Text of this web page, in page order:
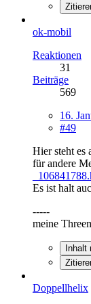
ok-mobil
Reaktionen
31
Beiträge
569
16.
#49
Hier steht es
für andere
Es ist halt
-----
meine
Inhalt
Doppellhelix